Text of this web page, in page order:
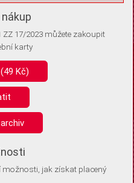
volitelných informací
ukládat žádné informace
ale požádali o souhlas s
o stejné zařízení, a
do vašeho zařízení, abychom se
ZZ 17/2023 můžete zakoupit
karty
Kč)
možnosti, jak získat placený